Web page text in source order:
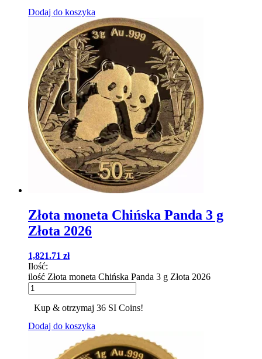
Dodaj do koszyka
Złota moneta Chińska Panda 3 g
Złota 2026
1,821.71 zł
Ilość:
ilość Złota moneta Chińska Panda 3 g Złota 2026
Kup & otrzymaj 36 SI Coins!
Dodaj do koszyka